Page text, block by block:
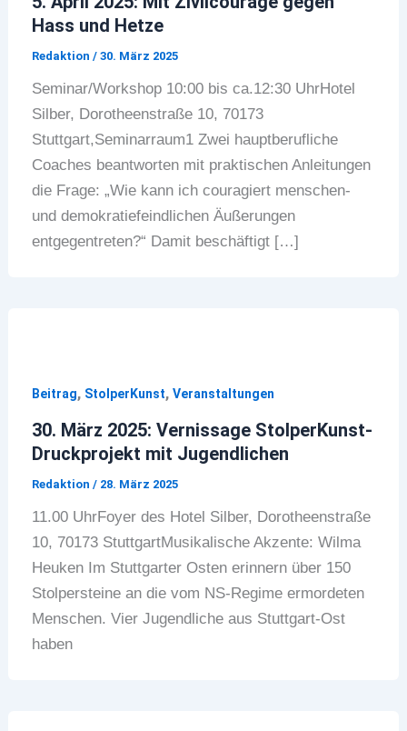
Hass und Hetze
Redaktion / 30. März 2025
Seminar/Workshop 10:00 bis ca.12:30 UhrHotel
Silber, Dorotheenstraße 10, 70173
Stuttgart,Seminarraum1 Zwei hauptberufliche
Coaches beantworten mit praktischen Anleitungen
die Frage: „Wie kann ich couragiert menschen-
und demokratiefeindlichen Äußerungen
entgegentreten?“ Damit beschäftigt […]
Beitrag, StolperKunst, Veranstaltungen
30. März 2025: Vernissage StolperKunst-
Druckprojekt mit Jugendlichen
Redaktion / 28. März 2025
11.00 UhrFoyer des Hotel Silber, Dorotheenstraße
10, 70173 StuttgartMusikalische Akzente: Wilma
Heuken Im Stuttgarter Osten erinnern über 150
Stolpersteine an die vom NS-Regime ermordeten
Menschen. Vier Jugendliche aus Stuttgart-Ost
haben